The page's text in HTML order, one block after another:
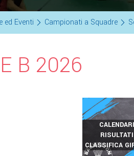
ed Eventi Campionati a Squadre
B 2026
CLASSIFICA